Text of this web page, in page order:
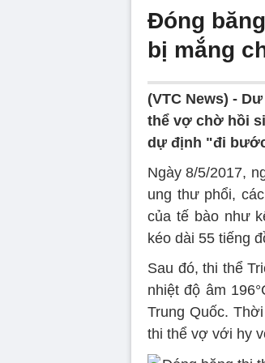
Đóng
bị mắng
(VTC News) -
thể vợ chờ hồi
dự định "đi
Ngày 8/5/2017,
ung thư phổi,
của tế bào như
kéo dài 55 tiếng
Sau đó, thi thể
nhiệt độ âm
Trung Quốc.
thi thể vợ với hy